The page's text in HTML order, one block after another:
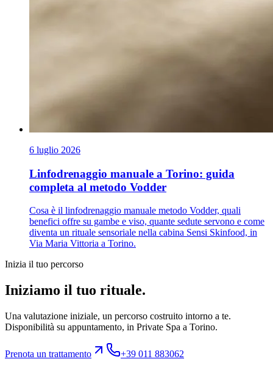
6 luglio 2026
Linfodrenaggio manuale a Torino: guida
completa al metodo Vodder
Cosa è il linfodrenaggio manuale metodo Vodder, quali
benefici offre su gambe e viso, quante sedute servono e come
diventa un rituale sensoriale nella cabina Sensi Skinfood, in
Via Maria Vittoria a Torino.
Inizia il tuo percorso
Iniziamo il tuo rituale.
Una valutazione iniziale, un percorso costruito intorno a te.
Disponibilità su appuntamento, in Private Spa a Torino.
Prenota un trattamento +39 011 883062